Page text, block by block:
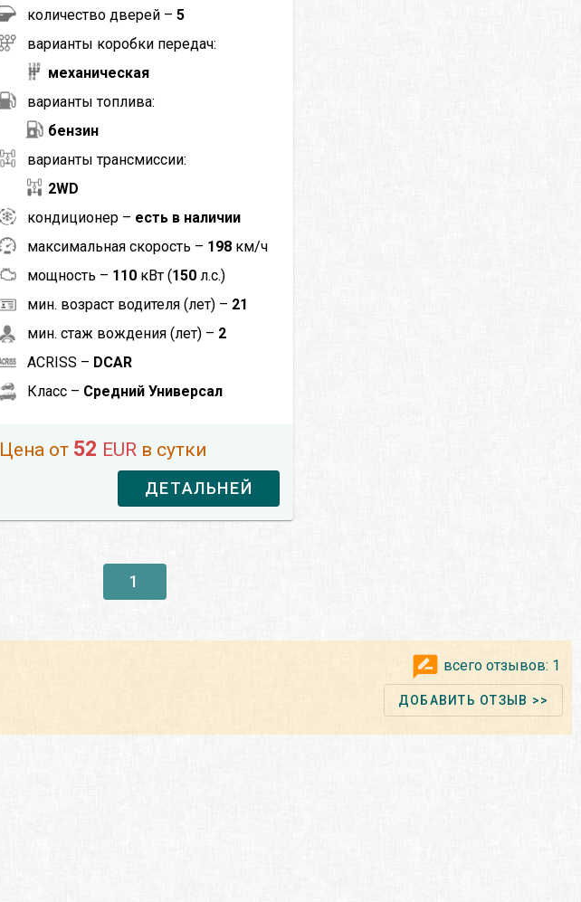
количество дверей –5
варианты коробки передач:
механическая
варианты топлива:
бензин
варианты трансмиссии:
2WD
кондиционер – есть в наличии
максимальная скорость – 198 км/ч
мощность – 110 кВт (150 л.с.)
мин. возраст водителя (лет) – 21
мин. стаж вождения (лет) – 2
ACRISS – DCAR
Класс – Средний Универсал
Цена от 52 EUR в сутки
ДЕТАЛЬНЕЙ
1
всего отзывов: 1
ДОБАВИТЬ ОТЗЫВ >>